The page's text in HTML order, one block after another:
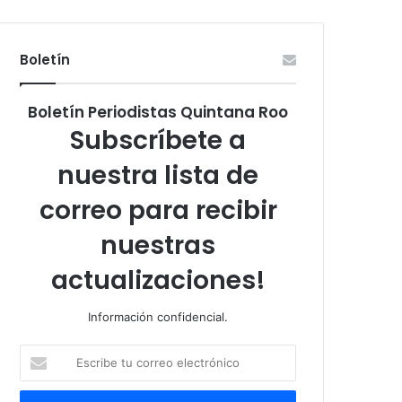
Boletín
Boletín Periodistas Quintana Roo
Subscríbete a
nuestra lista de
correo para recibir
nuestras
actualizaciones!
Información confidencial.
tu
correo